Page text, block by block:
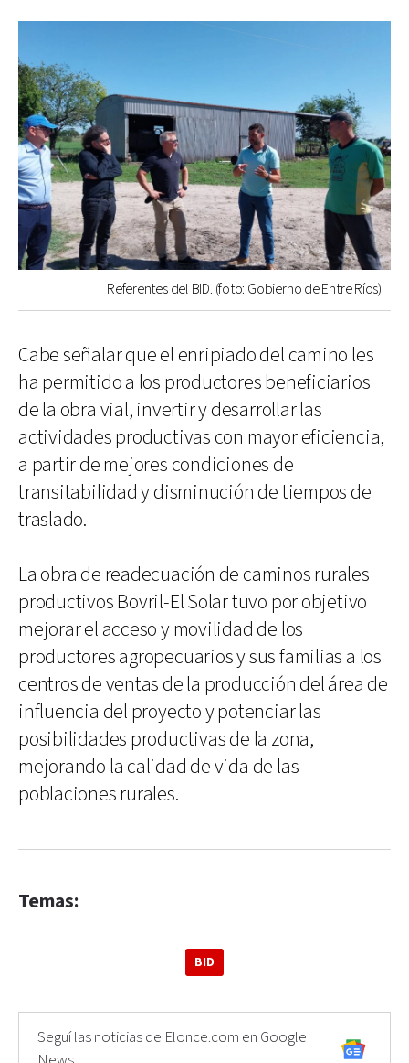
Referentes del BID. (foto: Gobierno de Entre Ríos)
Cabe señalar que el enripiado del camino les
ha permitido a los productores beneficiarios
de la obra vial, invertir y desarrollar las
actividades productivas con mayor eficiencia,
a partir de mejores condiciones de
transitabilidad y disminución de tiempos de
traslado.
La obra de readecuación de caminos rurales
productivos Bovril-El Solar tuvo por objetivo
mejorar el acceso y movilidad de los
productores agropecuarios y sus familias a los
centros de ventas de la producción del área de
influencia del proyecto y potenciar las
posibilidades productivas de la zona,
mejorando la calidad de vida de las
poblaciones rurales.
Temas:
BID
Seguí las noticias de Elonce.com en Google